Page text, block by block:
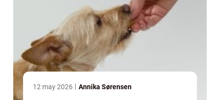
12 may 2026 Annika Sørensen